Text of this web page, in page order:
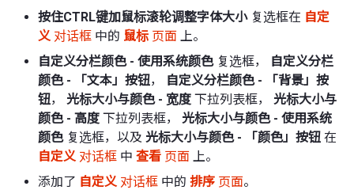
按住CTRL键加鼠标滚轮调整字体大小复选框在 自定
义 对话框 中的 鼠标 页面 上。
自定义分栏颜色 - 使用系统颜色复选框，
自定义分栏
颜色 - 「文本」按钮，
自定义分栏颜色 - 「背景」按
钮， 光标大小与颜色 - 宽度 下拉列表框， 光标大小与
颜色 - 高度 下拉列表框， 光标大小与颜色 - 使用系统
颜色复选框，以及 光标大小与颜色 - 「颜色」按钮 在
自定义 对话框 中 查看 页面 上。
添加了 自定义 对话框 中的 排序 页面。